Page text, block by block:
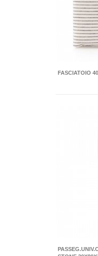
FASCIATOIO